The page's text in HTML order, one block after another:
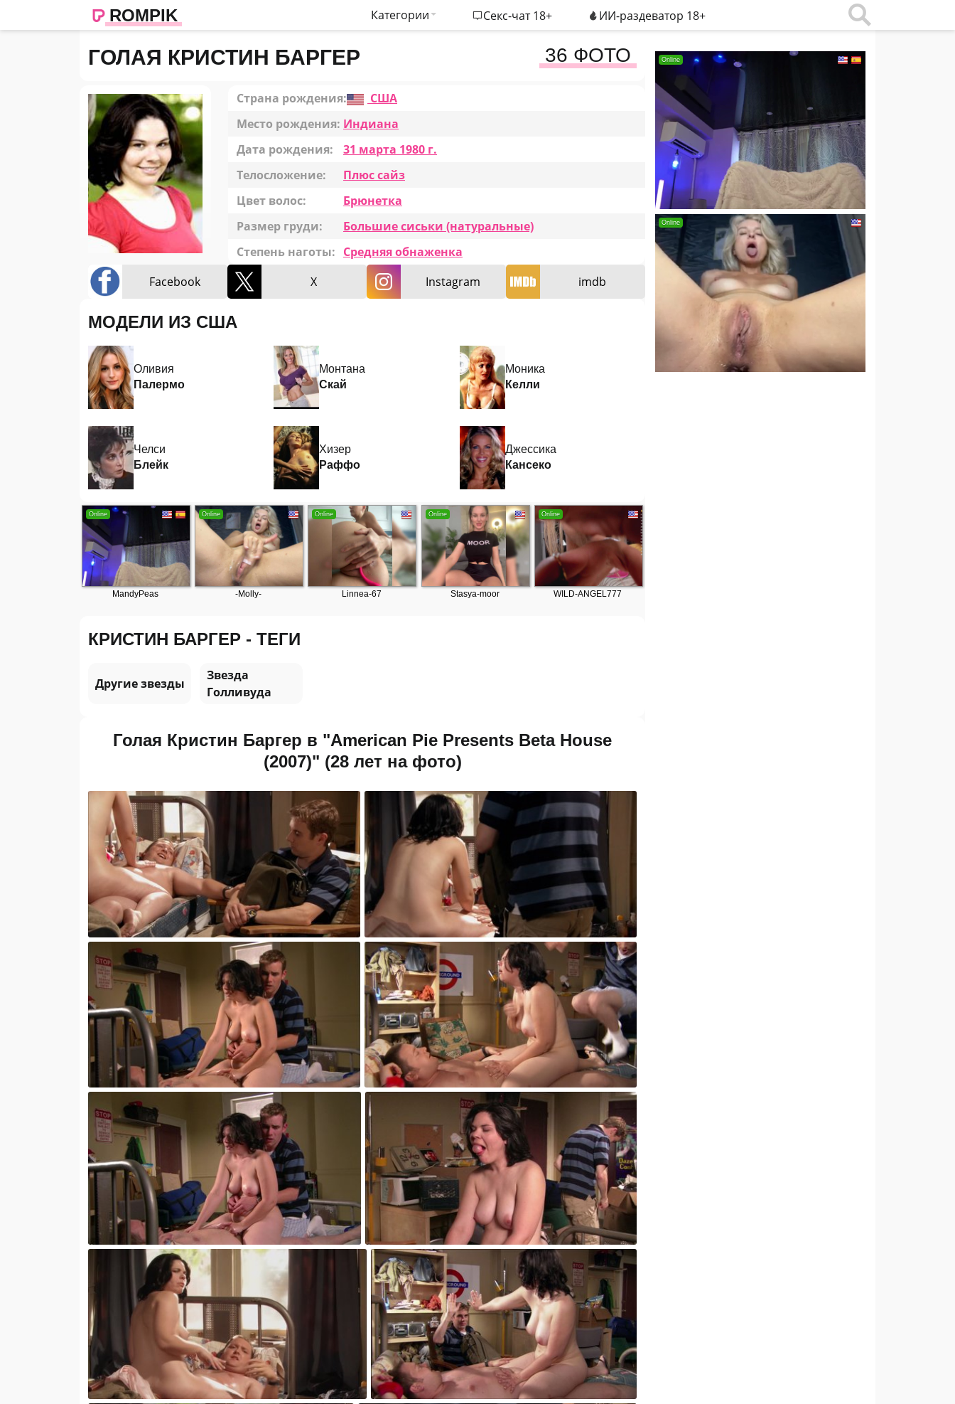
ROMPIK Категории Секс-чат 18+ ИИ-раздеватор 18+
ГОЛАЯ КРИСТИН БАРГЕР 36 ФОТО
Страна рождения:
США
Место рождения: Индиана
Дата рождения:
31 марта 1980 г.
Телосложение:
Плюс сайз
Цвет волос:
Брюнетка
Размер груди:
Большие сиськи (натуральные)
Степень наготы: Средняя обнаженка
Facebook
X Instagram imdb
МОДЕЛИ ИЗ США
Оливия
Палермо
Монтана
Скай
Моника
Келли
Челси
Блейк
Хизер
Раффо
Джессика
Кансеко
КРИСТИН БАРГЕР - ТЕГИ
Другие звезды
Звезда
Голливуда
Голая Кристин Баргер в "American Pie Presents Beta House
(2007)" (28 лет на фото)